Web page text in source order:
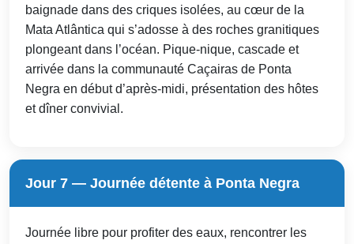
baignade dans des criques isolées, au cœur de la
Mata Atlântica qui s’adosse à des roches granitiques
plongeant dans l’océan. Pique-nique, cascade et
arrivée dans la communauté Caçairas de Ponta
Negra en début d’après-midi, présentation des hôtes
et dîner convivial.
Jour 7 — Journée détente à Ponta Negra
Journée libre pour profiter des eaux, rencontrer les